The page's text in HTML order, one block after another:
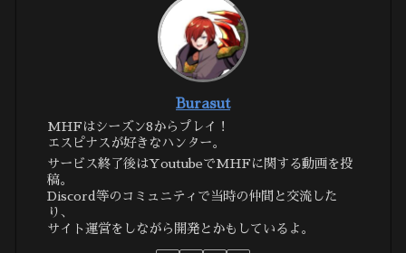
Burasut
MHFはシーズン8からプレイ！
エスピナスが好きなハンター。
サービス終了後はYoutubeでMHFに関する動画を投
稿。
Discord等のコミュニティで当時の仲間と交流した
り、
サイト運営をしながら開発とかもしているよ。